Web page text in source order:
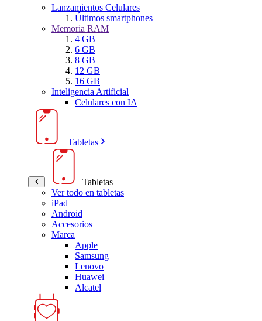
Lanzamientos Celulares
Últimos smartphones
Memoria RAM
4 GB
6 GB
8 GB
12 GB
16 GB
Inteligencia Artificial
Celulares con IA
Tabletas
Tabletas
Ver todo en tabletas
iPad
Android
Accesorios
Marca
Apple
Samsung
Lenovo
Huawei
Alcatel